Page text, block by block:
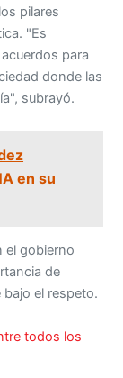
pilares
"Es
para
donde las
subrayó.
en su
el gobierno
de
el respeto.
todos los